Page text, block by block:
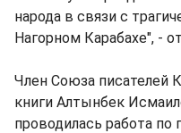
народа в связи с
Нагорном Карабахе", -
Член Союза писателей
книги Алтынбек
проводилась работа по